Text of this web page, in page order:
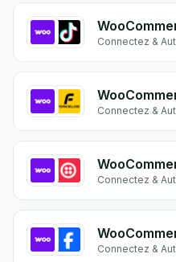
Connectez &
Connectez &
Connectez &
Connectez &